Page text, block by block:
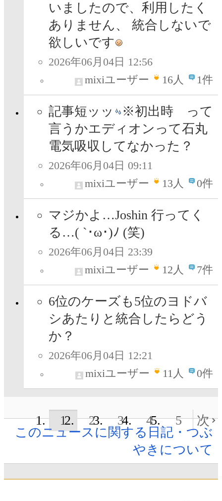
いましたので、利用したく
ありません、 統合しないで
欲しいです
2026年06月04日 12:56
mixiユーザー
16人 1件
記事短ッッ
※初出時 って
言うかエディオンって石丸
電気吸収してなかった？
2026年06月04日 09:11
mixiユーザー
13人 0件
マジかよ…Joshin 行ってく
る…( `･ω･)ﾉ (笑)
2026年06月04日 23:39
mixiユーザー
12人 7件
6位のケーズも5位のヨドバ
シあたりと統合したらどう
か？
2026年06月04日 12:21
mixiユーザー
11人 0件
1 2 3 4 5
次
このニュースに関する日記・つぶ
やきについて